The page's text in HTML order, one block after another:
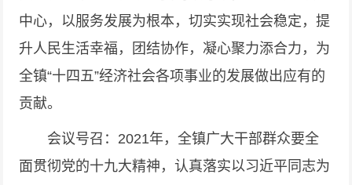
中心，以服务发展为根本，切实实现社会稳定，提
升人民生活幸福，团结协作，凝心聚力添合力，为
全镇“十四五”经济社会各项事业的发展做出应有的
贡献。
会议号召：2021年，全镇广大干部群众要全
面贯彻党的十九大精神，认真落实以习近平同志为